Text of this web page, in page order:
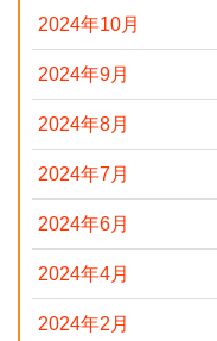
2024年10月
2024年9月
2024年8月
2024年7月
2024年6月
2024年4月
2024年2月